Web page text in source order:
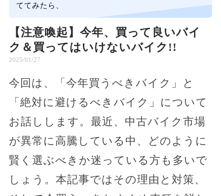
ててみたら、
【注意喚起】今年、買って良いバイ
ク＆買ってはいけないバイク!!
2025/01/27
今回は、「今年買うべきバイク」と
「絶対に避けるべきバイク」について
お話しします。最近、中古バイク市場
が異常に高騰している中、どのように
賢く選ぶべきか迷っている方も多いで
しょう。本記事ではその理由と対策、